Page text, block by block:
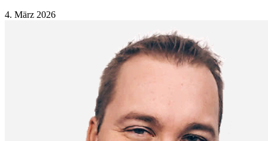
4. März 2026